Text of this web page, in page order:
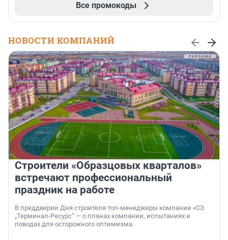
Все промокоды
НОВОСТИ КОМПАНИЙ
Строители «Образцовых кварталов»
встречают профессиональный
праздник на работе
В преддверии Дня строителя топ-менеджеры компании «СЗ
„Терминал-Ресурс“ — о планах компании, испытаниях и
поводах для осторожного оптимизма.